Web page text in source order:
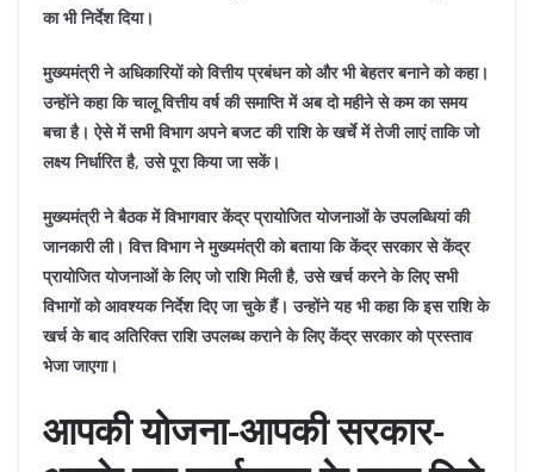
का भी निर्देश दिया।
मुख्यमंत्री ने अधिकारियों को वित्तीय प्रबंधन को और भी बेहतर बनाने को कहा।
उन्होंने कहा कि चालू वित्तीय वर्ष की समाप्ति में अब दो महीने से कम का समय
बचा है। ऐसे में सभी विभाग अपने बजट की राशि के खर्चे में तेजी लाएं ताकि जो
लक्ष्य निर्धारित है, उसे पूरा किया जा सकें।
मुख्यमंत्री ने बैठक में विभागवार केंद्र प्रायोजित योजनाओं के उपलब्धियां की
जानकारी ली। वित्त विभाग ने मुख्यमंत्री को बताया कि केंद्र सरकार से केंद्र
प्रायोजित योजनाओं के लिए जो राशि मिली है, उसे खर्च करने के लिए सभी
विभागों को आवश्यक निर्देश दिए जा चुके हैं। उन्होंने यह भी कहा कि इस राशि के
खर्च के बाद अतिरिक्त राशि उपलब्ध कराने के लिए केंद्र सरकार को प्रस्ताव
भेजा जाएगा।
आपकी योजना-आपकी सरकार-